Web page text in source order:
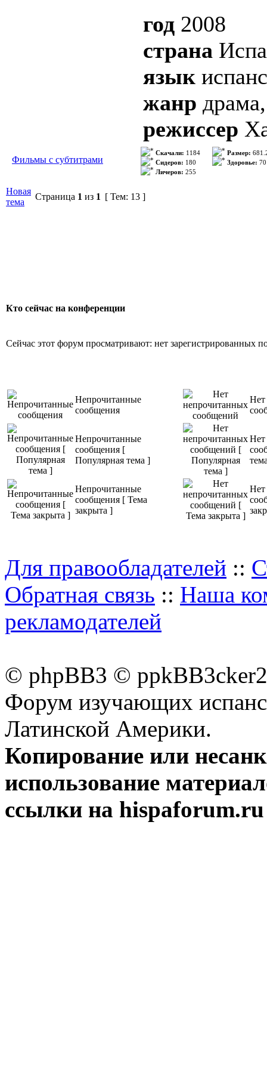
В ролях:
Silva, Alejo
Giovanelli,
Polvorosa,
Folch, Duna
Sanz, Clara
Качество:
Формат: AVI
год 2008
страна
язык
жанр
режиссер
сценарий
В семье, где
Фильмы с субтитрами
Скачали: 1184
Сидеров: 180
Личеров: 255
Размер:
Здоровье: 70
Новая
тема
Страница 1 из 1 [ Тем: 13 ]
Кто сейчас на конференции
Сейчас этот форум просматривают: нет зарегистрированных
Непрочитанные
сообщения
Нет
Непрочитанные
сообщения [
Популярная тема ]
Нет
Непрочитанные
сообщения [ Тема
закрыта ]
Нет
Для правообладателей ::
Обратная связь :: Наша
рекламодателей
© phpBB3 ©
Форум изучающих
Латинской Америки.
Копирование или
использование
ссылки на hispaforum.ru